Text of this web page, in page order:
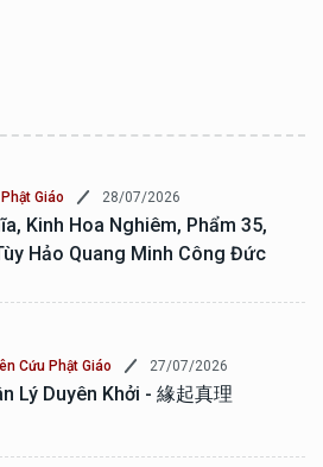
Giáo 28/07/2026
Kinh Hoa Nghiêm, Phẩm 35,
Hảo Quang Minh Công Đức
Cứu Phật Giáo 27/07/2026
Lý Duyên Khởi - 緣起真理